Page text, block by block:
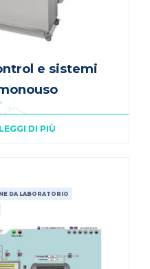
e sistemi
LEGGI DI PIÙ
DA LABORATORIO